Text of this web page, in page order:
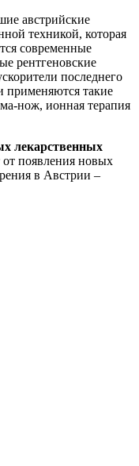
австрийские
техникой, которая
современные
рентгеновские
последнего
применяются такие
нож, ионная терапия
лекарственных
появления новых
в Австрии –